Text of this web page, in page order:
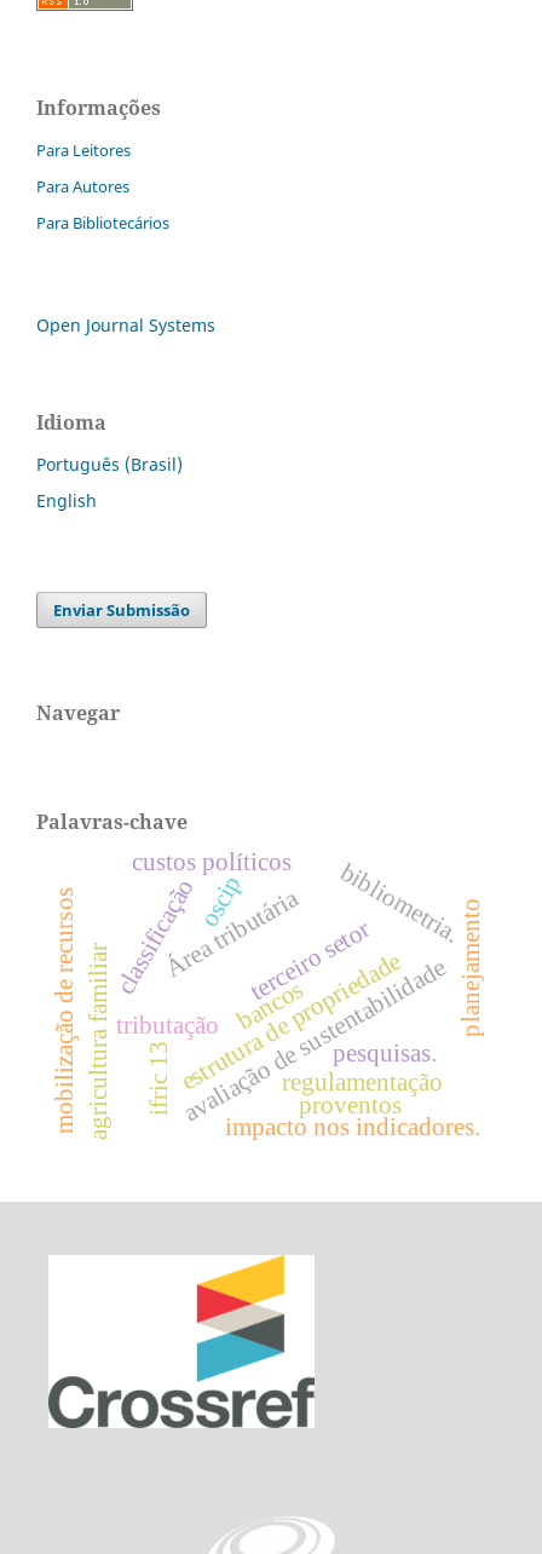
Informações
Para Leitores
Para Autores
Para Bibliotecários
Open Journal Systems
Idioma
Português (Brasil)
English
Enviar Submissão
Navegar
Palavras-chave
classificação
Área tributária
tributaçãoestrutura de propriedade
avaliação de sustentabilidade
agricultura familiar
bibliometria.
bancos
impacto nos indicadores.
regulamentação
pesquisas.
mobilização de recursos terceiro setor
oscip
custos políticos
ifric 13
planejamento
proventos